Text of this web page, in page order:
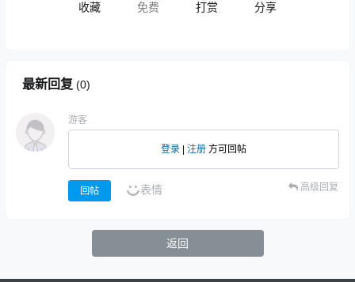
收藏 免费 打赏 分享
最新回复 (0)
游客
登录 注册 方可回帖
回帖 表情 高级回复
返回